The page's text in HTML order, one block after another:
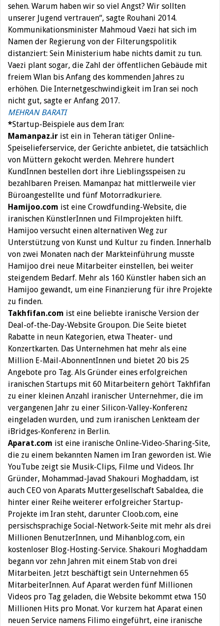
sehen. Warum haben wir so viel Angst? Wir sollten
unserer Jugend vertrauen“, sagte Rouhani 2014.
Kommunikationsminister Mahmoud Vaezi hat sich im
Namen der Regierung von der Filterungspolitik
distanziert: Sein Ministerium habe nichts damit zu tun.
Vaezi plant sogar, die Zahl der öffentlichen Gebäude mit
freiem Wlan bis Anfang des kommenden Jahres zu
erhöhen. Die Internetgeschwindigkeit im Iran sei noch
nicht gut, sagte er Anfang 2017.
MEHRAN BARATI
*Startup-Beispiele aus dem Iran:
Mamanpaz.ir ist ein in Teheran tätiger Online-
Speiselieferservice, der Gerichte anbietet, die tatsächlich
von Müttern gekocht werden. Mehrere hundert
KundInnen bestellen dort ihre Lieblingsspeisen zu
bezahlbaren Preisen. Mamanpaz hat mittlerweile vier
Büroangestellte und fünf Motorradkuriere.
Hamijoo.com ist eine Crowdfunding-Website, die
iranischen KünstlerInnen und Filmprojekten hilft.
Hamijoo versucht einen alternativen Weg zur
Unterstützung von Kunst und Kultur zu finden. Innerhalb
von zwei Monaten nach der Markteinführung musste
Hamijoo drei neue Mitarbeiter einstellen, bei weiter
steigendem Bedarf. Mehr als 160 Künstler haben sich an
Hamijoo gewandt, um eine Finanzierung für ihre Projekte
zu finden.
Takhfifan.com ist eine beliebte iranische Version der
Deal-of-the-Day-Website Groupon. Die Seite bietet
Rabatte in neun Kategorien, etwa Theater- und
Konzertkarten. Das Unternehmen hat mehr als eine
Million E-Mail-AbonnentInnen und bietet 20 bis 25
Angebote pro Tag. Als Gründer eines erfolgreichen
iranischen Startups mit 60 Mitarbeitern gehört Takhfifan
zu einer kleinen Anzahl iranischer Unternehmer, die im
vergangenen Jahr zu einer Silicon-Valley-Konferenz
eingeladen wurden, und zum iranischen Lenkteam der
iBridges-Konferenz in Berlin.
Aparat.com ist eine iranische Online-Video-Sharing-Site,
die zu einem bekannten Namen im Iran geworden ist. Wie
YouTube zeigt sie Musik-Clips, Filme und Videos. Ihr
Gründer, Mohammad-Javad Shakouri Moghaddam, ist
auch CEO von Aparats Muttergesellschaft Sabaldea, die
hinter einer Reihe weiterer erfolgreicher Startup-
Projekte im Iran steht, darunter Cloob.com, eine
persischsprachige Social-Network-Seite mit mehr als drei
Millionen BenutzerInnen, und Mihanblog.com, ein
kostenloser Blog-Hosting-Service. Shakouri Moghaddam
begann vor zehn Jahren mit einem Stab von drei
Mitarbeiten. Jetzt beschäftigt sein Unternehmen 65
MitarbeiterInnen. Auf Aparat werden fünf Millionen
Videos pro Tag geladen, die Website bekommt etwa 150
Millionen Hits pro Monat. Vor kurzem hat Aparat einen
neuen Service namens Filimo eingeführt, eine iranische